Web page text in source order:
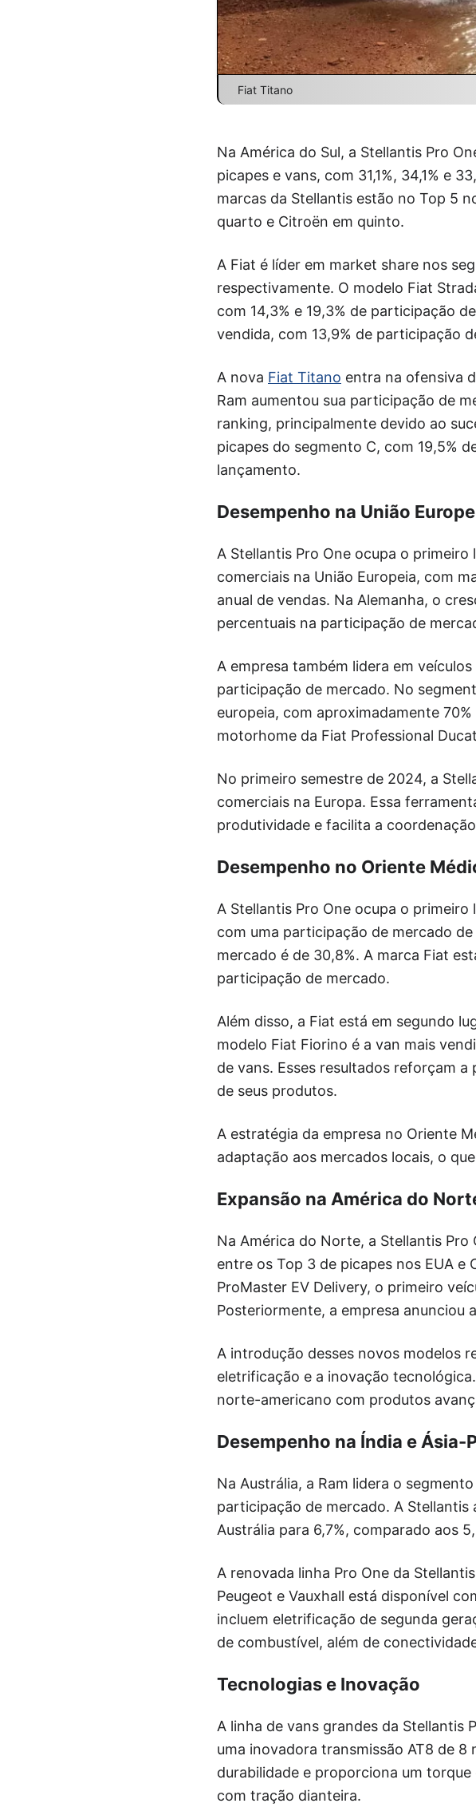
Fiat Titano
Na América do Sul, a Stellantis Pro
picapes e vans, com 31,1%, 34,1% e
marcas da Stellantis estão no Top 5
quarto e Citroën em quinto.
A Fiat é líder em market share nos
respectivamente. O modelo Fiat
com 14,3% e 19,3% de participação
vendida, com 13,9% de participação
A nova Fiat Titano entra na ofensiva
Ram aumentou sua participação de
ranking, principalmente devido ao
picapes do segmento C, com 19,5%
lançamento.
Desempenho na União
A Stellantis Pro One ocupa o
comerciais na União Europeia, com
anual de vendas. Na Alemanha, o
percentuais na participação de
A empresa também lidera em
participação de mercado. No
europeia, com aproximadamente
motorhome da Fiat Professional
No primeiro semestre de 2024, a
comerciais na Europa. Essa
produtividade e facilita a
Desempenho no Oriente
A Stellantis Pro One ocupa o
com uma participação de mercado
mercado é de 30,8%. A marca Fiat
participação de mercado.
Além disso, a Fiat está em segundo
modelo Fiat Fiorino é a van mais
de vans. Esses resultados reforçam
de seus produtos.
A estratégia da empresa no Oriente
adaptação aos mercados locais, o
Expansão na América do
Na América do Norte, a Stellantis
entre os Top 3 de picapes nos EUA e
ProMaster EV Delivery, o primeiro
Posteriormente, a empresa anunciou
A introdução desses novos modelos
eletrificação e a inovação
norte-americano com produtos
Desempenho na Índia e Ásia-
Na Austrália, a Ram lidera o
participação de mercado. A
Austrália para 6,7%, comparado aos
A renovada linha Pro One da
Peugeot e Vauxhall está disponível
incluem eletrificação de segunda
de combustível, além de
Tecnologias e Inovação
A linha de vans grandes da
uma inovadora transmissão AT8 de
durabilidade e proporciona um
com tração dianteira.